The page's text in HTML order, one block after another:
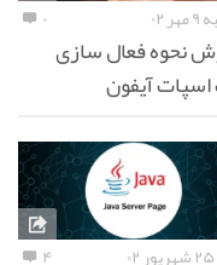
۰۲ ۰
نحوه فعال سازی
آیفون
۴